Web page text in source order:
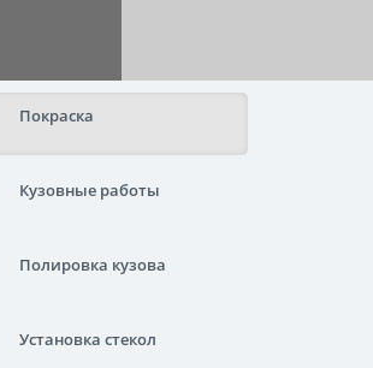
Покраска
Кузовные работы
Полировка кузова
Установка стекол